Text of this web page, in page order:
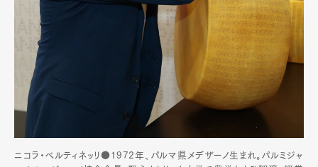
ニコラ・ベルティネッリ●1972年、パルマ県メデザーノ生まれ。パルミジャ